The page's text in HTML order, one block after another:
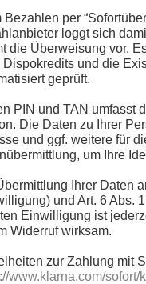
Bezahlen per
loggt sich
die Überweisung vor.
Dispokredits und die
geprüft.
PIN und TAN umfasst
Die Daten zu Ihrer
und ggf. weitere für
um Ihre
Ihrer Daten
und Art. 6 Abs.
Einwilligung ist
Widerruf wirksam.
zur Zahlung mit
www.klarna.com/